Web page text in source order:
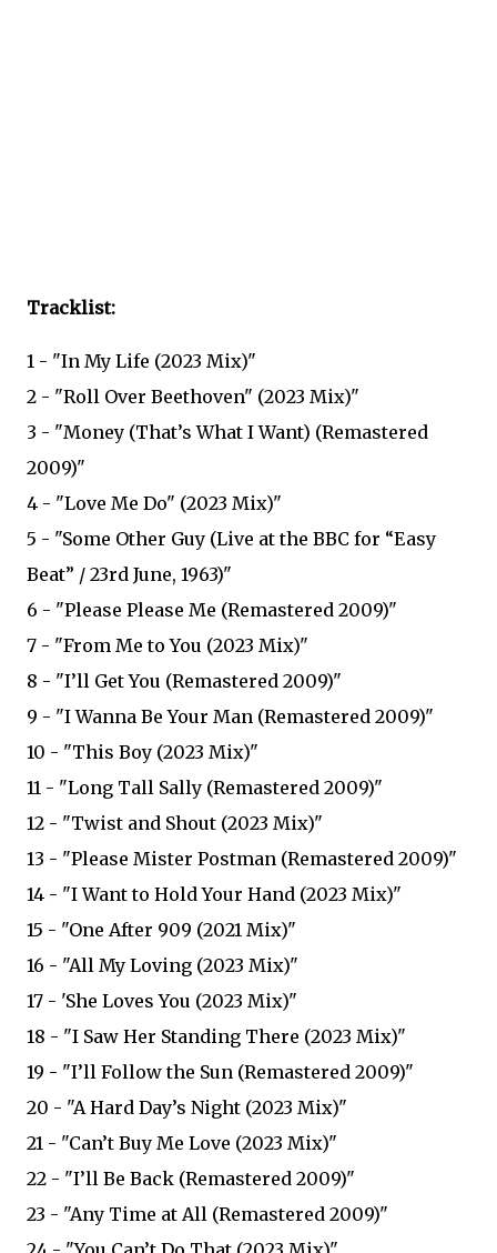
Tracklist:
1 - "In My Life (2023 Mix)"
2 - "Roll Over Beethoven" (2023 Mix)"
3 - "Money (That’s What I Want) (Remastered
2009)"
4 - "Love Me Do" (2023 Mix)"
5 - "Some Other Guy (Live at the BBC for “Easy
Beat” / 23rd June, 1963)"
6 - "Please Please Me (Remastered 2009)"
7 - "From Me to You (2023 Mix)"
8 - "I’ll Get You (Remastered 2009)"
9 - "I Wanna Be Your Man (Remastered 2009)"
10 - "This Boy (2023 Mix)"
11 - "Long Tall Sally (Remastered 2009)"
12 - "Twist and Shout (2023 Mix)"
13 - "Please Mister Postman (Remastered 2009)"
14 - "I Want to Hold Your Hand (2023 Mix)"
15 - "One After 909 (2021 Mix)"
16 - "All My Loving (2023 Mix)"
17 - 'She Loves You (2023 Mix)"
18 - "I Saw Her Standing There (2023 Mix)"
19 - "I’ll Follow the Sun (Remastered 2009)"
20 - "A Hard Day’s Night (2023 Mix)"
21 - "Can’t Buy Me Love (2023 Mix)"
22 - "I’ll Be Back (Remastered 2009)"
23 - "Any Time at All (Remastered 2009)"